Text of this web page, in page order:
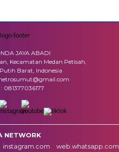
JAYA ABADI
Kecamatan Medan Petisah,
Barat, Indonesia
081377036177
NETWORK
instagram.com web.whatsapp.com